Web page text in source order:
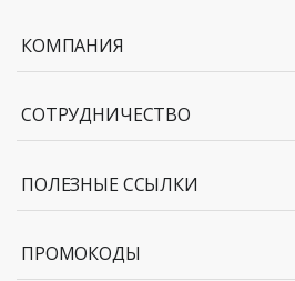
КОМПАНИЯ
СОТРУДНИЧЕСТВО
ПОЛЕЗНЫЕ ССЫЛКИ
ПРОМОКОДЫ